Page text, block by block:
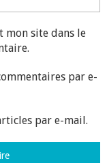
mon site dans le
par e-
par e-mail.